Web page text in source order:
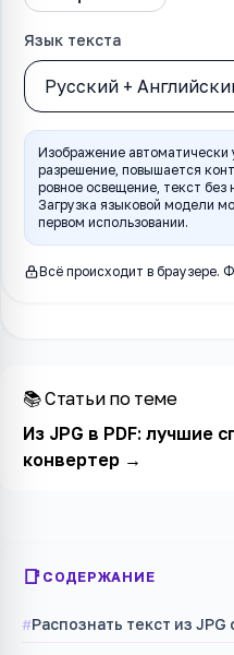
Язык текста
Изображение автоматически
разрешение, повышается
ровное освещение, текст
Загрузка языковой модели
первом использовании.
Всё происходит в браузере.
📚 Статьи по теме
Из JPG в PDF: лучшие
конвертер→
СОДЕРЖАНИЕ
Распознать текст из JPG